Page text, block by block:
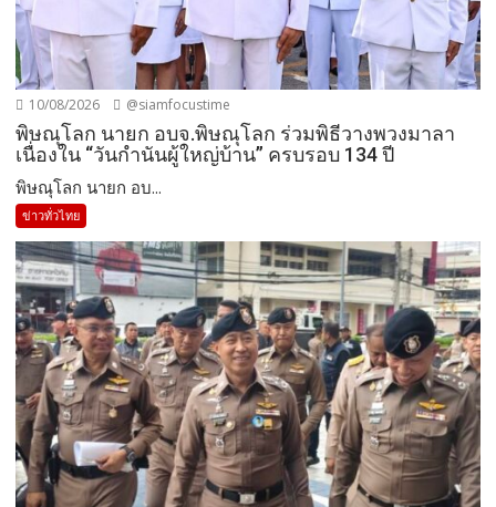
10/08/2026 @siamfocustime
พิษณุโลก นายก อบจ.พิษณุโลก ร่วมพิธีวางพวงมาลา
เนื่องใน “วันกำนันผู้ใหญ่บ้าน” ครบรอบ 134 ปี
พิษณุโลก นายก อบ...
ข่าวทั่วไทย